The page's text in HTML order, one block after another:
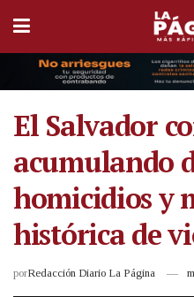
El Salvador
acumulando
homicidios y
histórica de
porRedacción Diario La Página